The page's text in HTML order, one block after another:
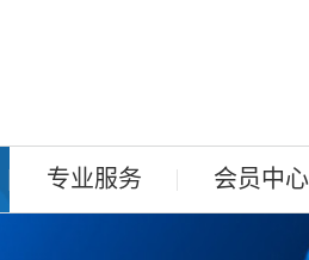
专业服务 会员中心